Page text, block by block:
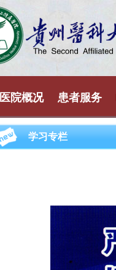
医院概况 患者服务
学习专栏